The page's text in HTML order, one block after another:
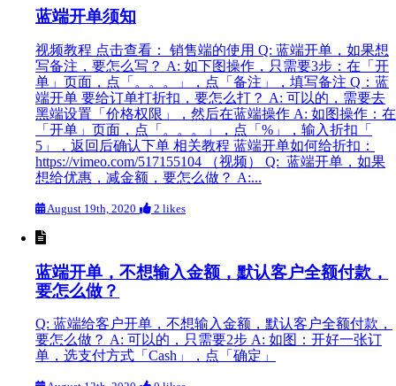
蓝端开单须知
视频教程 点击查看： 销售端的使用 Q: 蓝端开单，如果想
写备注，要怎么写？ A: 如下图操作，只需要3步：在「开
单」页面，点「。。。」，点「备注」，填写备注 Q：蓝
端开单 要给订单打折扣，要怎么打？ A: 可以的，需要去
黑端设置「价格权限」，然后在蓝端操作 A: 如图操作：在
「开单」页面，点「。。。」，点「%」，输入折扣「
5」，返回后确认下单 相关教程 蓝端开单如何给折扣：
https://vimeo.com/517155104 （视频） Q: 蓝端开单，如果
想给优惠，减金额，要怎么做？ A:...
August 19th, 2020 2 likes
蓝端开单，不想输入金额，默认客户全额付款，
要怎么做？
Q: 蓝端给客户开单，不想输入金额，默认客户全额付款，
要怎么做？ A: 可以的，只需要2步 A: 如图：开好一张订
单，选支付方式「Cash」，点「确定」